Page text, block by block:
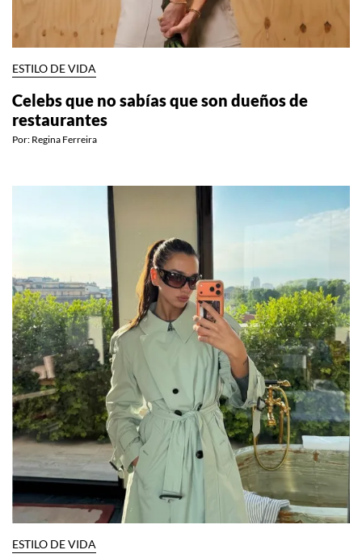
ESTILO DE VIDA
Celebs que no sabías que son dueños de
restaurantes
Por: Regina Ferreira
ESTILO DE VIDA